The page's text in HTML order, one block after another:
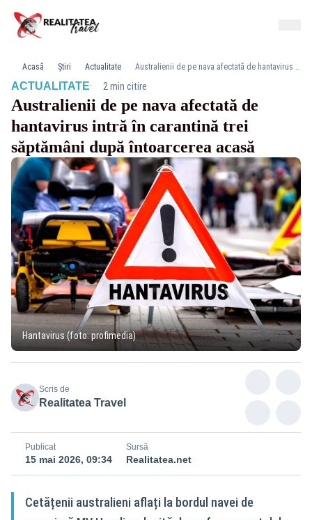
Acasă Știri Actualitate Australienii de pe nava afectată de hantavirus intră în carantină trei săptămâni după întoarcerea acasă
ACTUALITATE· 2 min citire
Australienii de pe nava afectată de
hantavirus intră în carantină trei
săptămâni după întoarcerea acasă
Hantavirus (foto: profimedia)
Scris de
Realitatea Travel
Publicat
15 mai 2026, 09:34
Sursă
Realitatea.net
Cetățenii australieni aflați la bordul navei de